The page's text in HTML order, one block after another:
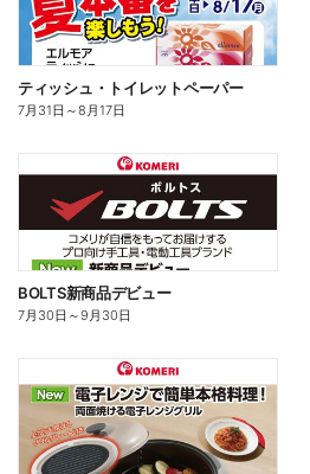
ティッシュ・トイレットペーパー
7月31日 ～8月17日
BOLTS新商品デビュー
7月30日 ～9月30日